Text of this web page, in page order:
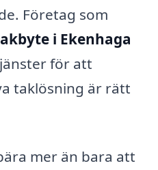
Företag som
i Ekenhaga
för att
taklösning är rätt
mer än bara att